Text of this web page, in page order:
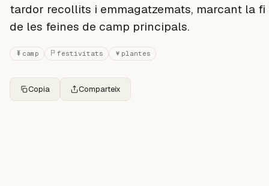
tardor recollits i emmagatzemats, marcant la fi
de les feines de camp principals.
camp festivitats plantes
Copia Comparteix